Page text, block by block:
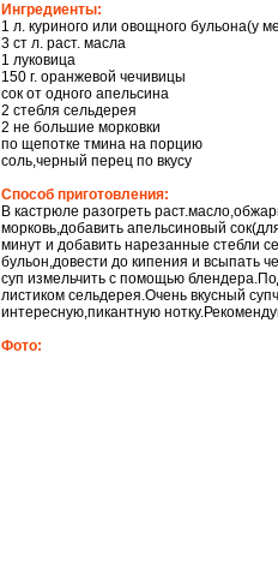
Ингредиенты:
1 л. куриного или овощного бульона(у
3 ст л. раст. масла
1 луковица
150 г. оранжевой чечивицы
сок от одного апельсина
2 стебля сельдерея
2 не большие морковки
по щепотке тмина на порцию
соль,черный перец по вкусу
Способ приготовления:
В кастрюле разогреть
морковь,добавить апельсиновый
минут и добавить нарезанные стебли
бульон,довести до кипения и всыпать
суп измельчить с помощью
листиком сельдерея.Очень вкусный
интересную,пикантную
Фото: